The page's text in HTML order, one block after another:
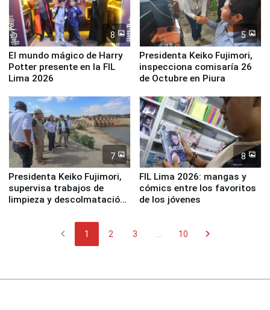
8
El mundo mágico de Harry
Potter presente en la FIL
Lima 2026
5
Presidenta Keiko Fujimori,
inspecciona comisaría 26
de Octubre en Piura
7
Presidenta Keiko Fujimori,
supervisa trabajos de
limpieza y descolmatación
8
FIL Lima 2026: mangas y
cómics entre los favoritos
de los jóvenes
chevron_left 1 2 3 10 chevron_right